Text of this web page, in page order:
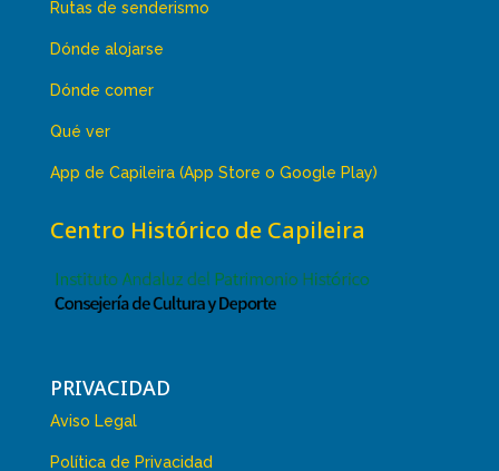
Rutas de senderismo
Dónde alojarse
Dónde comer
Qué ver
App de Capileira (App Store o Google Play)
Centro Histórico de Capileira
PRIVACIDAD
Aviso Legal
Política de Privacidad